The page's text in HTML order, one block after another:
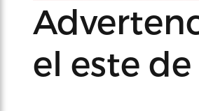
el este de